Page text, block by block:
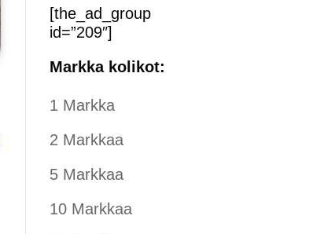
[the_ad_group
id=”209″]
Markka kolikot:
1 Markka
2 Markkaa
5 Markkaa
10 Markkaa